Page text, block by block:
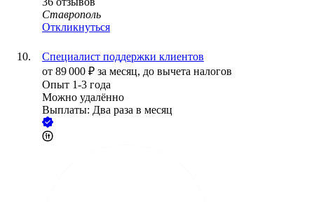
Ставрополь
Откликнуться
Специалист поддержки клиентов
от 89 000 ₽ за месяц, до вычета налогов
Опыт 1-3 года
Можно удалённо
Выплаты: Два раза в месяц